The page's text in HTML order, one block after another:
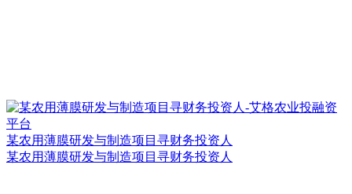
某农用薄膜研发与制造项目寻财务投资人
某农用薄膜研发与制造项目寻财务投资人